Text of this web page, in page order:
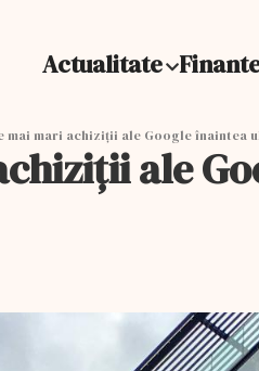
Actualitate
mai mari achiziții ale Google înaintea
ale